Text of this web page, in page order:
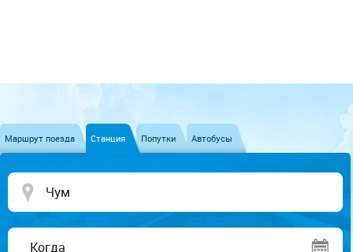
Маршрут поезда Станция Попутки Автобусы